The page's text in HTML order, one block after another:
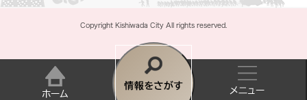
情
Copyright Kishiwada City All rights reserved.